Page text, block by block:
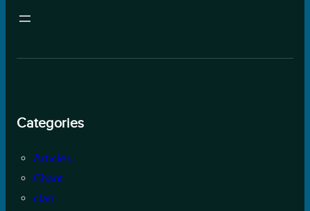
Categories
Articles
Chant
clan